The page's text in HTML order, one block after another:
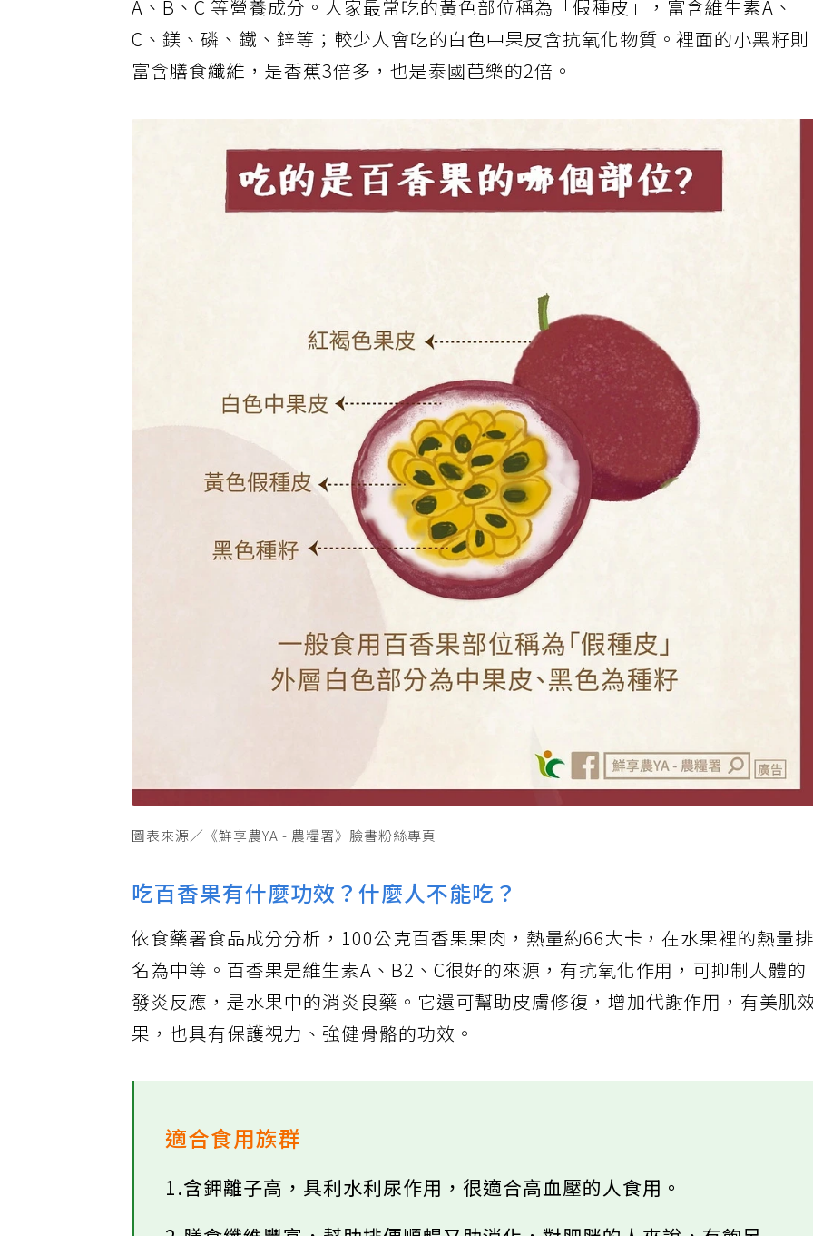
A、B、C 等營養成分。大家最常吃的黃色部位稱為「假種皮」，富含維生素A、
C、鎂、磷、鐵、鋅等；較少人會吃的白色中果皮含抗氧化物質。裡面的小黑籽則
富含膳食纖維，是香蕉3倍多，也是泰國芭樂的2倍。
圖表來源／《鮮享農YA - 農糧署》臉書粉絲專頁
吃百香果有什麼功效？什麼人不能吃？
依食藥署食品成分分析，100公克百香果果肉，熱量約66大卡，在水果裡的熱量
名為中等。百香果是維生素A、B2、C很好的來源，有抗氧化作用，可抑制人體的
發炎反應，是水果中的消炎良藥。它還可幫助皮膚修復，增加代謝作用，有美肌
果，也具有保護視力、強健骨骼的功效。
適合食用族群
1.含鉀離子高，具利水利尿作用，很適合高血壓的人食用。